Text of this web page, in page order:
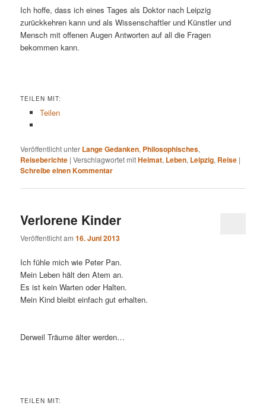
Ich hoffe, dass ich eines Tages als Doktor nach Leipzig
zurückkehren kann und als Wissenschaftler und Künstler und
Mensch mit offenen Augen Antworten auf all die Fragen
bekommen kann.
TEILEN MIT:
Teilen
Veröffentlicht unter Lange Gedanken, Philosophisches,
Reiseberichte |Verschlagwortet mitHeimat, Leben, Leipzig, Reise |
Schreibe einen Kommentar
Verlorene Kinder
Veröffentlicht am16. Juni 2013
Ich fühle mich wie Peter Pan.
Mein Leben hält den Atem an.
Es ist kein Warten oder Halten.
Mein Kind bleibt einfach gut erhalten.
Derweil Träume älter werden…
TEILEN MIT: